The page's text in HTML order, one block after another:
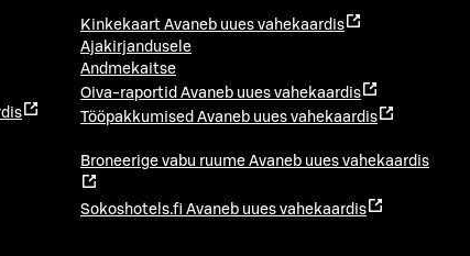
Kinkekaart Avaneb uues vahekaardis
Ajakirjandusele
Andmekaitse
Oiva-raportid Avaneb uues vahekaardis
Tööpakkumised Avaneb uues vahekaardis
Broneerige vabu ruume Avaneb uues vahekaardis
Sokoshotels.fi Avaneb uues vahekaardis